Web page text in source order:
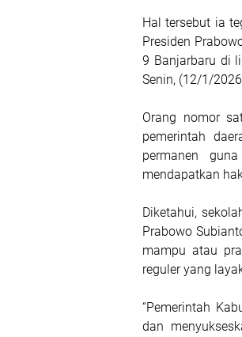
Hal tersebut ia
Presiden
9 Banjarbaru di
Senin, (12/1/
Orang nomor
pemerintah
permanen
mendapatkan
Diketahui,
Prabowo
mampu atau
reguler yang
“Pemerintah
dan